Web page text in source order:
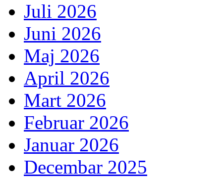
Juli 2026
Juni 2026
Maj 2026
April 2026
Mart 2026
Februar 2026
Januar 2026
Decembar 2025